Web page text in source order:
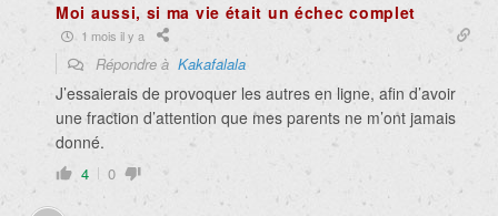
Moi aussi, si ma vie était un échec complet
1 mois il y a
Répondre à Kakafalala
J’essaierais de provoquer les autres en ligne, afin d’avoir
une fraction d’attention que mes parents ne m’ont jamais
donné.
4 0